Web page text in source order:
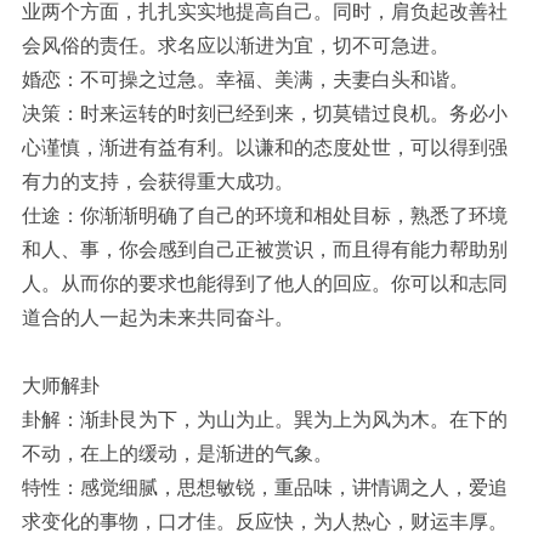
业两个方面，扎扎实实地提高自己。同时，肩负起改善社
会风俗的责任。求名应以渐进为宜，切不可急进。
婚恋：不可操之过急。幸福、美满，夫妻白头和谐。
决策：时来运转的时刻已经到来，切莫错过良机。务必小
心谨慎，渐进有益有利。以谦和的态度处世，可以得到强
有力的支持，会获得重大成功。
仕途：你渐渐明确了自己的环境和相处目标，熟悉了环境
和人、事，你会感到自己正被赏识，而且得有能力帮助别
人。从而你的要求也能得到了他人的回应。你可以和志同
道合的人一起为未来共同奋斗。
大师解卦
卦解：渐卦艮为下，为山为止。巽为上为风为木。在下的
不动，在上的缓动，是渐进的气象。
特性：感觉细腻，思想敏锐，重品味，讲情调之人，爱追
求变化的事物，口才佳。反应快，为人热心，财运丰厚。